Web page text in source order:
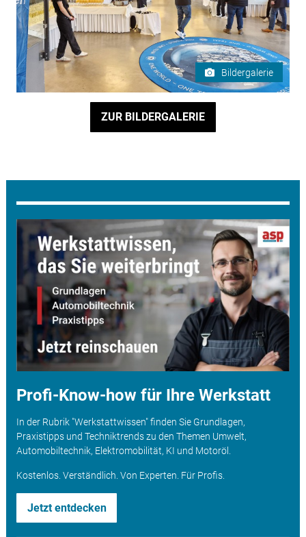
Bildergalerie
ZUR BILDERGALERIE
Profi-Know-how für Ihre Werkstatt
In der Rubrik "Werkstattwissen" finden Sie Grundlagen,
Praxistipps und Techniktrends zu den Themen Umwelt,
Automobiltechnik, Elektromobilität, KI und Motoröl.
Kostenlos. Verständlich. Von Experten. Für Profis.
Jetzt entdecken